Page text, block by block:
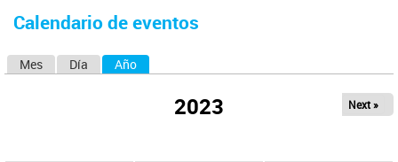
usted
Calendario de eventos
Mes Día Año
2023 Next »